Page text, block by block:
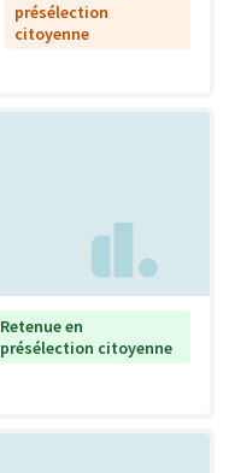
présélection
citoyenne
Retenue en
présélection citoyenne